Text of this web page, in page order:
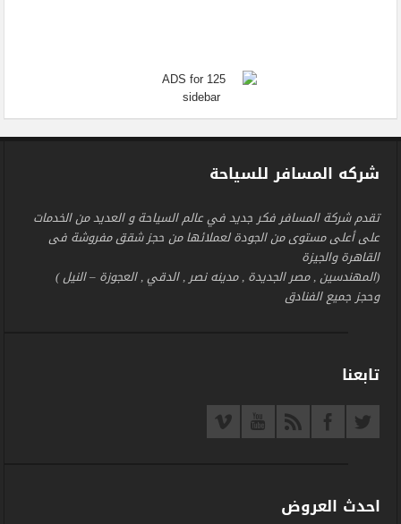
شركه المسافر للسياحة
تقدم شركة المسافر فكر جديد في عالم السياحة و العديد من الخدمات
على أعلى مستوى من الجودة لعملائها من حجز شقق مفروشة فى
القاهرة والجيزة
(المهندسين , مصر الجديدة , مدينه نصر , الدقي , العجوزة – النيل )
وحجز جميع الفنادق
تابعنا
احدث العروض